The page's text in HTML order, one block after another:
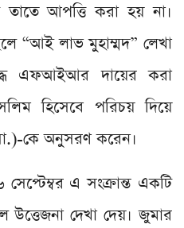
তাতে আপত্তি করা হয় না।
“আই লাভ মুহাম্মদ” লেখা
এফআইআর দায়ের করা
হিসেবে পরিচয় দিয়ে
কে অনুসরণ করেন।
সেপ্টেম্বর এ সংক্রান্ত একটি
উত্তেজনা দেখা দেয়। জুমার